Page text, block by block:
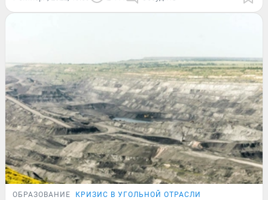
ОБРАЗОВАНИЕ КРИЗИС В УГОЛЬНОЙ ОТРАСЛИ